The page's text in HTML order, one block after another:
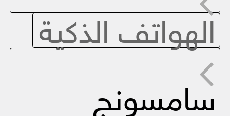
الهواتف الذكية
سامسونج